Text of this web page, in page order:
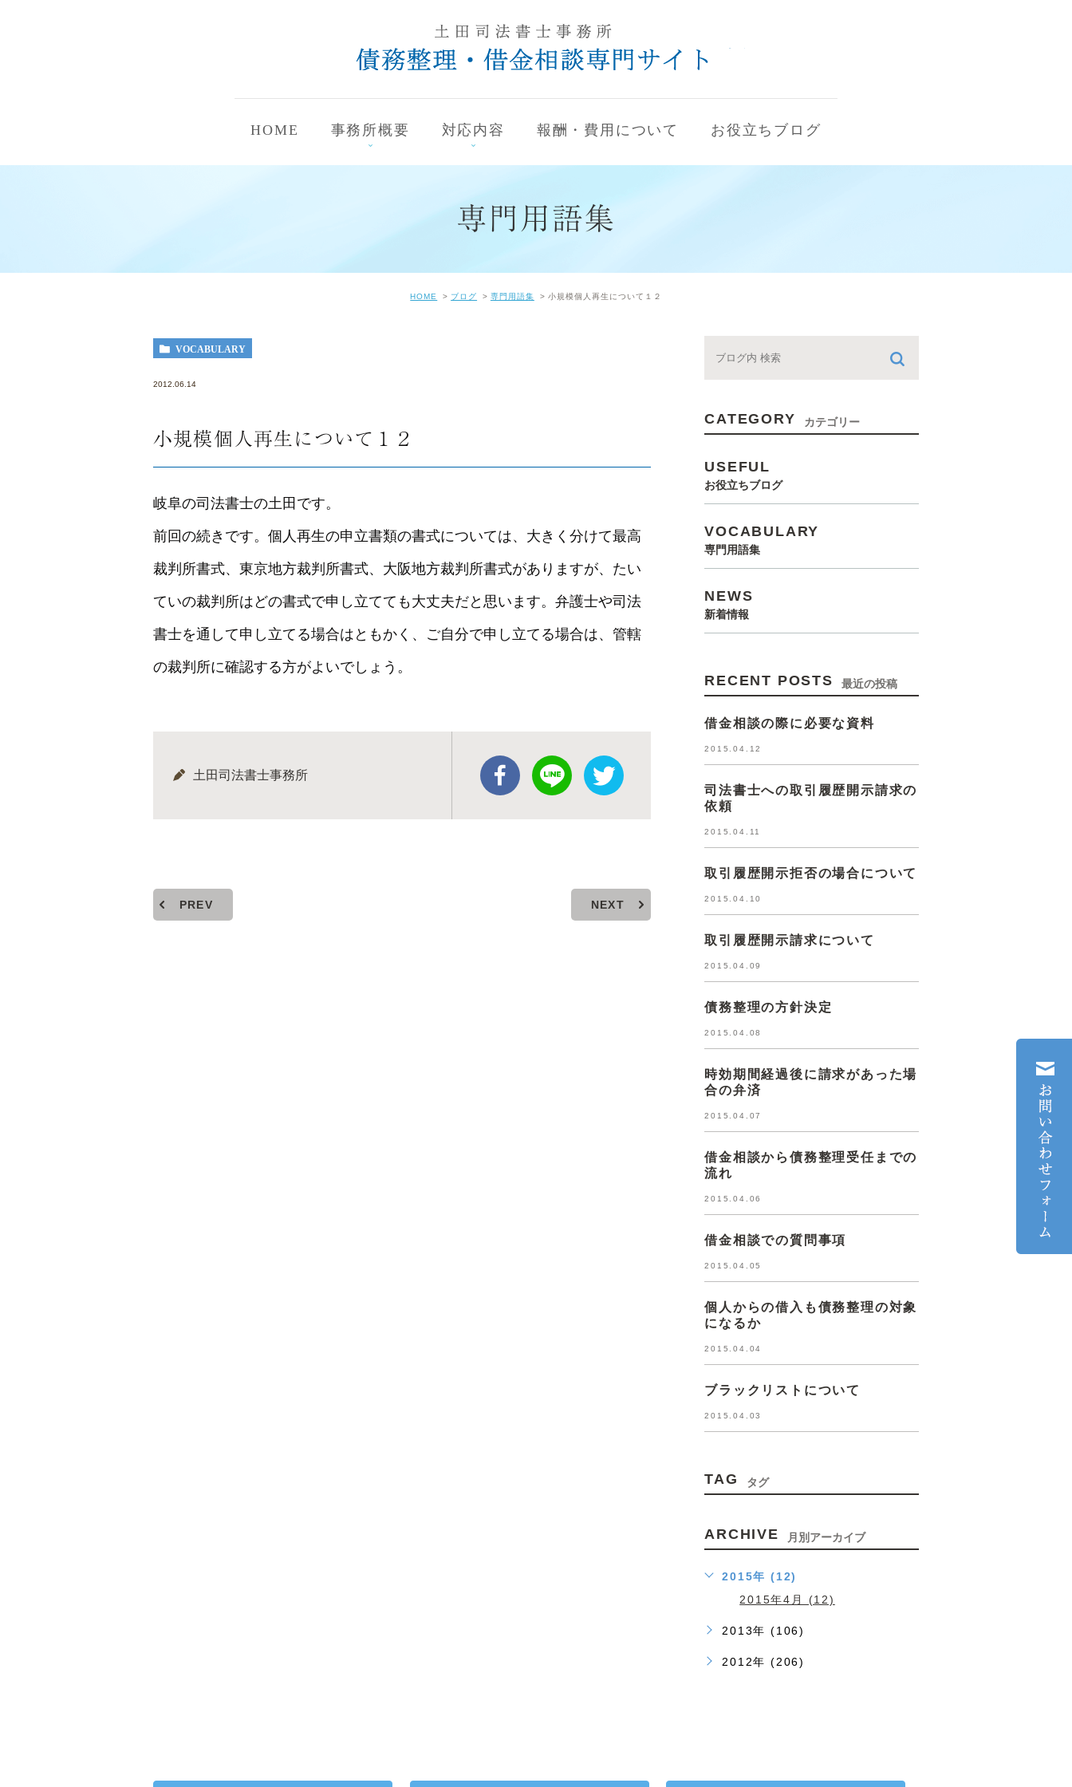
HOME 事務所概要 対応内容 報酬・費用について お役立ちブログ
専門用語集
HOME ブログ 専門用語集 小規模個人再生について１２
VOCABULARY
2012.06.14
小規模個人再生について１２
岐阜の司法書士の土田です。
前回の続きです。個人再生の申立書類の書式については、大きく分けて最高
裁判所書式、東京地方裁判所書式、大阪地方裁判所書式がありますが、たい
ていの裁判所はどの書式で申し立てても大丈夫だと思います。弁護士や司法
書士を通して申し立てる場合はともかく、ご自分で申し立てる場合は、管轄
の裁判所に確認する方がよいでしょう。
土田司法書士事務所
PREV NEXT
CATEGORY カテゴリー
USEFUL
お役立ちブログ
VOCABULARY
専門用語集
NEWS
新着情報
RECENT POSTS 最近の投稿
借金相談の際に必要な資料
2015.04.12
司法書士への取引履歴開示請求の
依頼
2015.04.11
取引履歴開示拒否の場合について
2015.04.10
取引履歴開示請求について
2015.04.09
債務整理の方針決定
2015.04.08
時効期間経過後に請求があった場
合の弁済
2015.04.07
借金相談から債務整理受任までの
流れ
2015.04.06
借金相談での質問事項
2015.04.05
個人からの借入も債務整理の対象
になるか
2015.04.04
ブラックリストについて
2015.04.03
TAG タグ
ARCHIVE 月別アーカイブ
2015年 (12)
2015年4月 (12)
2013年 (106)
2012年 (206)